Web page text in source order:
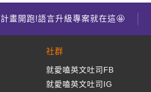
計畫開跑!語言升級專案就在這🤩
社群
就愛嗑英文吐司FB
就愛嗑英文吐司IG